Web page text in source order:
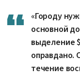
«Городу
основной
выделение
оправдано.
течение